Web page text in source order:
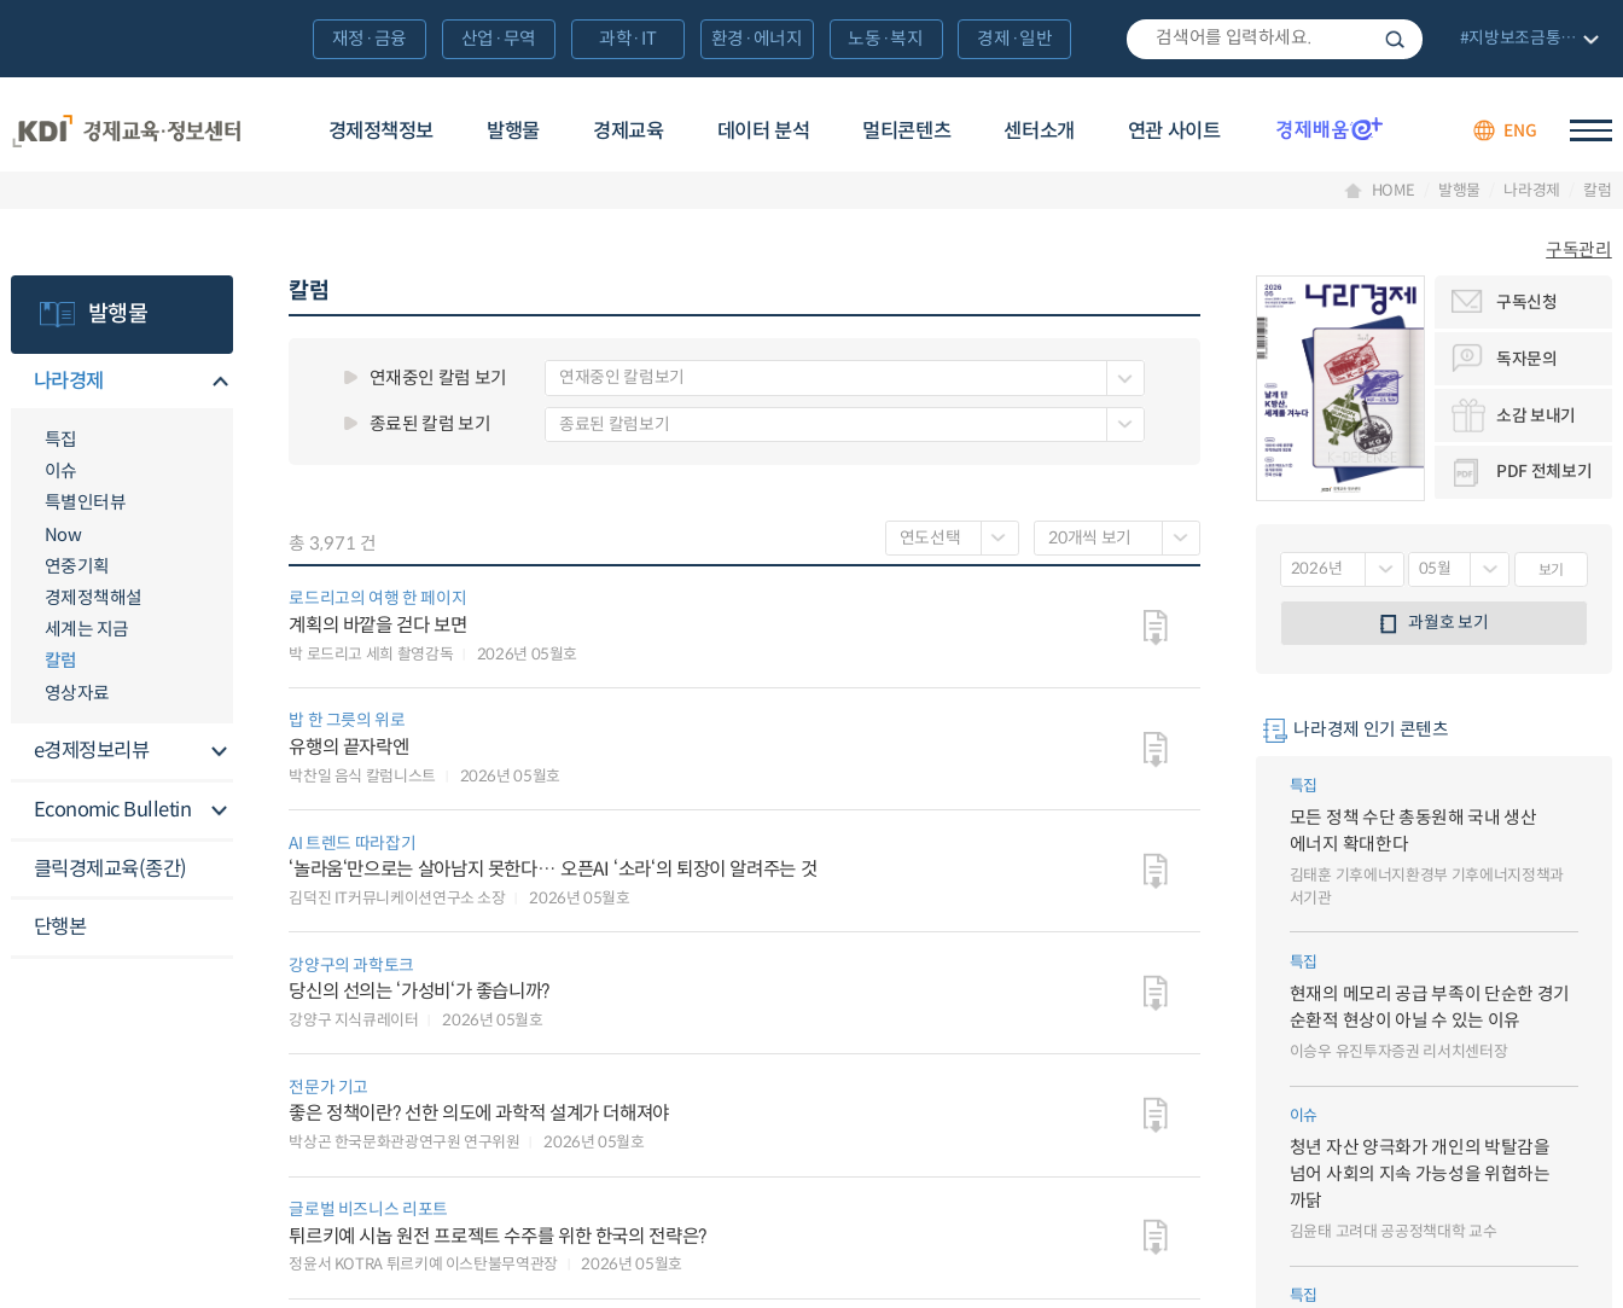
경제정책정보 발행물 경제교육 데이터 분석 멀티콘텐츠 센터소개 연관 사이트 ENG
재정·금융 산업·무역 과학·IT 환경·에너지 노동·복지 경제·일반 #지방보조금통합관리망
HOME 발행물 나라경제 칼럼
발행물
나라경제
특집
이슈
특별인터뷰
Now
연중기획
경제정책해설
세계는 지금
칼럼
영상자료
e경제정보리뷰
Economic Bulletin
클릭경제교육(종간)
단행본
칼럼
연재중인 칼럼 보기
종료된 칼럼 보기
총 3,971 건
로드리고의 여행 한 페이지
계획의 바깥을 걷다 보면
박 로드리고 세희 촬영감독 2026년 05월호
밥 한 그릇의 위로
유행의 끝자락엔
박찬일 음식 칼럼니스트 2026년 05월호
AI 트렌드 따라잡기
‘놀라움‘만으로는 살아남지 못한다… 오픈AI ‘소라‘의 퇴장이 알려주는 것
김덕진 IT커뮤니케이션연구소 소장 2026년 05월호
강양구의 과학토크
당신의 선의는 ‘가성비‘가 좋습니까?
강양구 지식큐레이터 2026년 05월호
전문가 기고
좋은 정책이란? 선한 의도에 과학적 설계가 더해져야
박상곤 한국문화관광연구원 연구위원 2026년 05월호
글로벌 비즈니스 리포트
튀르키예 시놉 원전 프로젝트 수주를 위한 한국의 전략은?
정윤서 KOTRA 튀르키예 이스탄불무역관장 2026년 05월호
구독관리
구독신청
독자문의
소감 보내기
PDF 전체보기
보기
과월호 보기
나라경제 인기 콘텐츠
특집
모든 정책 수단 총동원해 국내 생산
에너지 확대한다
김태훈 기후에너지환경부 기후에너지정책과
서기관
특집
현재의 메모리 공급 부족이 단순한 경기
순환적 현상이 아닐 수 있는 이유
이승우 유진투자증권 리서치센터장
이슈
청년 자산 양극화가 개인의 박탈감을
넘어 사회의 지속 가능성을 위협하는
까닭
김윤태 고려대 공공정책대학 교수
특집